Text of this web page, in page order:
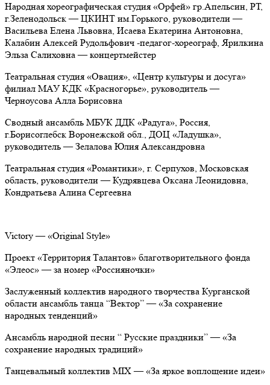
Народная хореографическая студия «Орфей» гр.Апельсин, РТ,
г.Зеленодольск — ЦКИНТ им.Горького, руководители —
Васильева Елена Львовна, Исаева Екатерина Антоновна,
Калабин Алексей Рудольфович -педагог-хореограф, Ярилкина
Эльза Салиховна — концертмейстер
Театральная студия «Овация», «Центр культуры и досуга»
филиал МАУ КДК «Красногорье», руководитель —
Черноусова Алла Борисовна
Сводный ансамбль МБУК ДДК «Радуга», Россия,
г.Борисоглебск Воронежской обл., ДОЦ «Ладушка»,
руководитель — Зелалова Юлия Александровна
Театральная студия «Романтики», г. Серпухов, Московская
область, руководители — Кудрявцева Оксана Леонидовна,
Кондратьева Алина Сергеевна
Victory — «Original Style»
Проект «Территория Талантов» благотворительного фонда
«Элеос» — за номер «Россияночки»
Заслуженный коллектив народного творчества Курганской
области ансамбль танца “Вектор” — «За сохранение
народных тенденций»
Ансамбль народной песни “ Русские праздники” — «За
сохранение народных традиций»
Танцевальный коллектив MIX — «За яркое воплощение идеи»